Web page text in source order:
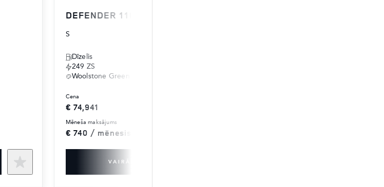
DEFENDER 110
S
Dīzelis
249 ZS
Woolstone Green
cena
€ 74,941
mēneša maksājums
€ 740 / mēnesis*
VAIRĀK